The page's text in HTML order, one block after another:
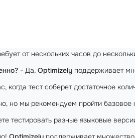
от нескольких часов до
- Да, Optimizely поддерживает
когда тест соберет достаточное
но мы рекомендуем пройти
тестировать разные языковые